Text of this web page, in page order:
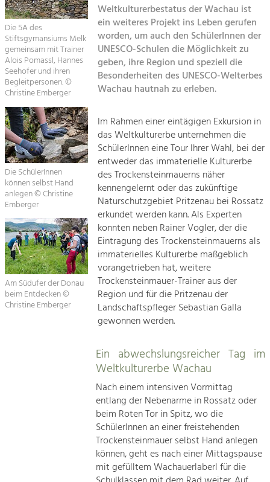
Suche
Impressum
Kontakt
Landscape.
Tourism
Offer Development and Positioning
Art & Culture
Crafts, Science and Research.
Social Affairs, Education
& Identity
Equality, Youth and Integration.
Mobility & Energy
Climate Change, Public Transport and
Renewable Energy.
Economy
Increase in Regional Value Added.
Die 5A des
Stiftsgymansiums Melk
gemeinsam mit Trainer
Alois Pomassl, Hannes
Seehofer und ihren
Begleitpersonen. ©
Christine Emberger
Die SchülerInnen
können selbst Hand
anlegen © Christine
Emberger
Am Südufer der Donau
beim Entdecken ©
Christine Emberger
Weltkulturerbestatus der Wachau ist
ein weiteres Projekt ins Leben gerufen
worden, um auch den SchülerInnen der
UNESCO-Schulen die Möglichkeit zu
geben, ihre Region und speziell die
Besonderheiten des UNESCO-Welterbes
Wachau hautnah zu erleben.
Im Rahmen einer eintägigen Exkursion in
das Weltkulturerbe unternehmen die
SchülerInnen eine Tour Ihrer Wahl, bei der
entweder das immaterielle Kulturerbe
des Trockensteinmauerns näher
kennengelernt oder das zukünftige
Naturschutzgebiet Pritzenau bei Rossatz
erkundet werden kann. Als Experten
konnten neben Rainer Vogler, der die
Eintragung des Trockensteinmauerns als
immaterielles Kulturerbe maßgeblich
vorangetrieben hat, weitere
Trockensteinmauer-Trainer aus der
Region und für die Pritzenau der
Landschaftspfleger Sebastian Galla
gewonnen werden.
Ein abwechslungsreicher Tag im
Weltkulturerbe Wachau
Nach einem intensiven Vormittag
entlang der Nebenarme in Rossatz oder
beim Roten Tor in Spitz, wo die
SchülerInnen an einer freistehenden
Trockensteinmauer selbst Hand anlegen
können, geht es nach einer Mittagspause
mit gefülltem Wachauerlaberl für die